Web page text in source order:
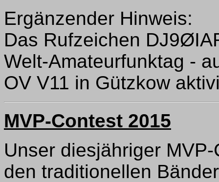
Ergänzender Hinweis:
Das Rufzeichen
Welt-Amateurfunktag -
OV V11 in Gützkow
MVP-Contest 2015
Unser diesjähriger
den traditionellen